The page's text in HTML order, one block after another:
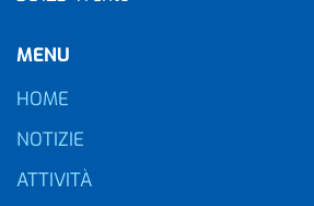
MENU
HOME
NOTIZIE
ATTIVITÀ